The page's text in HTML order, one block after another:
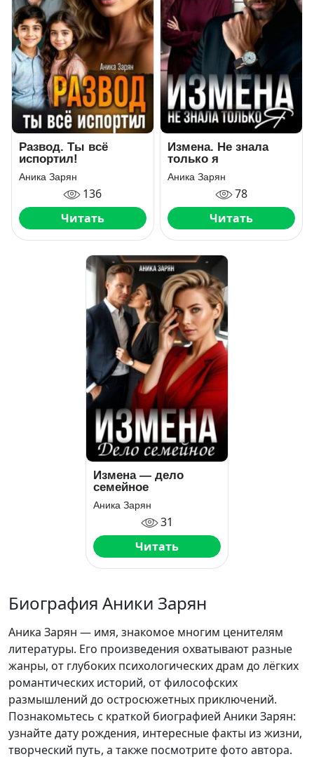
Развод. Ты всё
испортил!
Аника Зарян
136
Читать
Измена. Не знала
только я
Аника Зарян
78
Читать
Измена — дело
семейное
Аника Зарян
31
Читать
Биография Аники Зарян
Аника Зарян — имя, знакомое многим ценителям
литературы. Его произведения охватывают разные
жанры, от глубоких психологических драм до лёгких
романтических историй, от философских
размышлений до остросюжетных приключений.
Познакомьтесь с краткой биографией Аники Зарян:
узнайте дату рождения, интересные факты из жизни,
творческий путь, а также посмотрите фото автора.